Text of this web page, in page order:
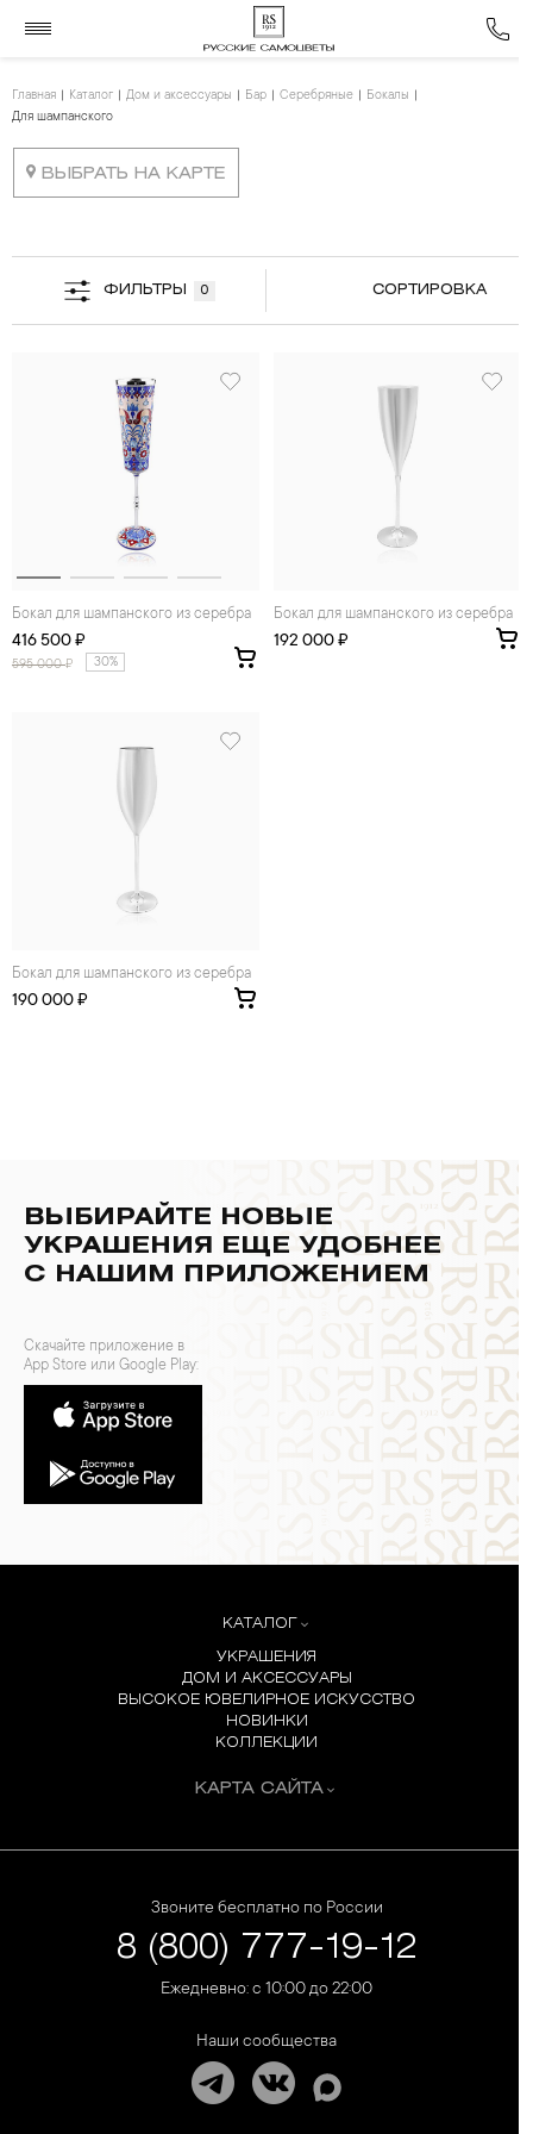
Главная Каталог Дом и аксессуары Бар Серебряные
Бокалы
Для шампанского
ВЫБРАТЬ НА КАРТЕ
ФИЛЬТРЫ 0 СОРТИРОВКА
Бокал для шампанского из серебра
416 500 ₽
595 000₽ 30%
Бокал для шампанского из серебра
192 000 ₽
Бокал для шампанского из серебра
190 000 ₽
ВЫБИРАЙТЕ НОВЫЕ
УКРАШЕНИЯ ЕЩЕ УДОБНЕЕ
С НАШИМ ПРИЛОЖЕНИЕМ
Скачайте приложение в
App Store или Google Play:
КАТАЛОГ
УКРАШЕНИЯ
ДОМ И АКСЕССУАРЫ
ВЫСОКОЕ ЮВЕЛИРНОЕ ИСКУССТВО
НОВИНКИ
КОЛЛЕКЦИИ
КАРТА САЙТА
Звоните бесплатно по России
8 (800) 777-19-12
Ежедневно: с 10:00 до 22:00
Наши сообщества